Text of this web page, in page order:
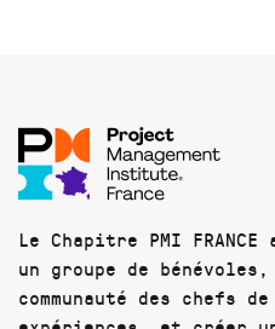
Le Chapitre PMI
un groupe de
communauté des chefs